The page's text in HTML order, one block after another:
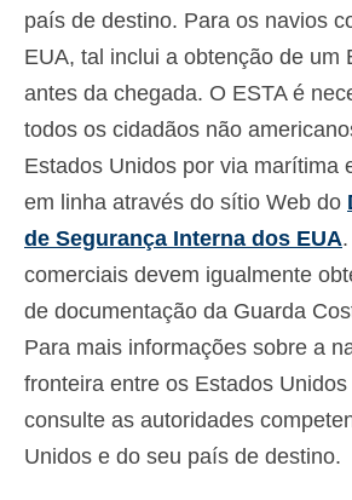
país de destino. Para os navios
EUA, tal inclui a obtenção de um
antes da chegada. O ESTA é
todos os cidadãos não
Estados Unidos por via marítima
em linha através do sítio Web do
de Segurança Interna dos EUA
comerciais devem igualmente
de documentação da Guarda
Para mais informações sobre a
fronteira entre os Estados
consulte as autoridades
Unidos e do seu país de destino.